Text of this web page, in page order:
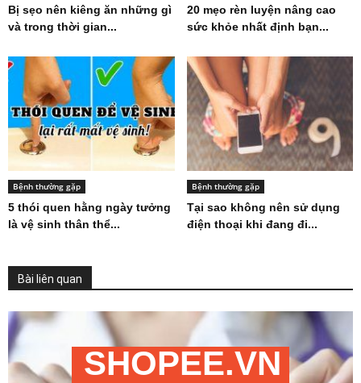
Bị sẹo nên kiêng ăn những gì
và trong thời gian...
20 mẹo rèn luyện nâng cao
sức khỏe nhất định bạn...
Bệnh thường gặp
5 thói quen hằng ngày tưởng
là vệ sinh thân thể...
Bệnh thường gặp
Tại sao không nên sử dụng
điện thoại khi đang đi...
Bài liên quan
SHOPEE.VN